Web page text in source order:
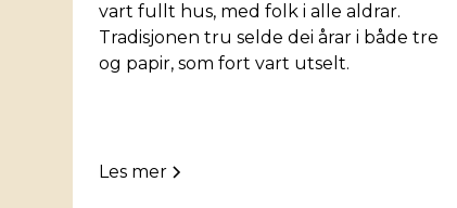
vart fullt hus, med folk i alle aldrar.
Tradisjonen tru selde dei årar i både tre
og papir, som fort vart utselt.
Les mer